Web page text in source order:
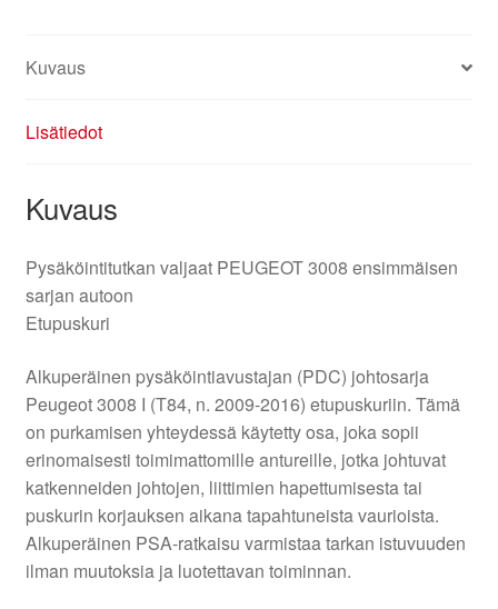
Kuvaus
Lisätiedot
Kuvaus
Pysäköintitutkan valjaat PEUGEOT 3008 ensimmäisen
sarjan autoon
Etupuskuri
Alkuperäinen pysäköintiavustajan (PDC) johtosarja
Peugeot 3008 I (T84, n. 2009-2016) etupuskuriin. Tämä
on purkamisen yhteydessä käytetty osa, joka sopii
erinomaisesti toimimattomille antureille, jotka johtuvat
katkenneiden johtojen, liittimien hapettumisesta tai
puskurin korjauksen aikana tapahtuneista vaurioista.
Alkuperäinen PSA-ratkaisu varmistaa tarkan istuvuuden
ilman muutoksia ja luotettavan toiminnan.